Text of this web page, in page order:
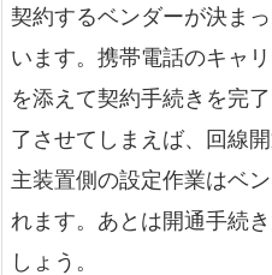
契約するベンダーが決ま
います。携帯電話のキャ
を添えて契約手続きを完
了させてしまえば、回線
主装置側の設定作業はベ
れます。あとは開通手続
しょう。